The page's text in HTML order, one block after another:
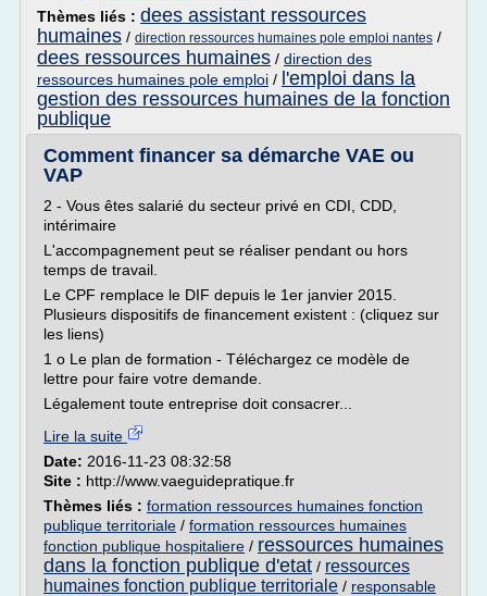
Thèmes liés : dees assistant ressources
humaines / direction ressources humaines pole emploi nantes /
dees ressources humaines / direction des
ressources humaines pole emploi / l'emploi dans la
gestion des ressources humaines de la fonction
publique
Comment financer sa démarche VAE ou
VAP
2 - Vous êtes salarié du secteur privé en CDI, CDD,
intérimaire
L'accompagnement peut se réaliser pendant ou hors
temps de travail.
Le CPF remplace le DIF depuis le 1er janvier 2015.
Plusieurs dispositifs de financement existent : (cliquez sur
les liens)
1 o Le plan de formation - Téléchargez ce modèle de
lettre pour faire votre demande.
Légalement toute entreprise doit consacrer...
Lire la suite
Date: 2016-11-23 08:32:58
Site : http://www.vaeguidepratique.fr
Thèmes liés : formation ressources humaines fonction
publique territoriale / formation ressources humaines
fonction publique hospitaliere / ressources humaines
dans la fonction publique d'etat / ressources
humaines fonction publique territoriale / responsable